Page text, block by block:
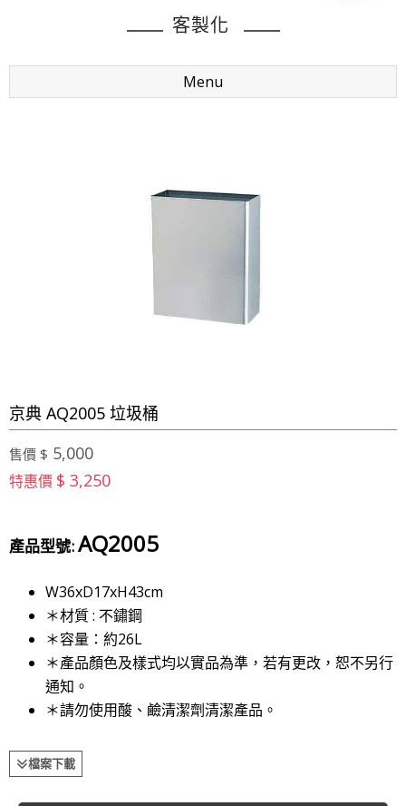
客製化
Menu
京典 AQ2005 垃圾桶
售價 $ 5,000
特惠價 $ 3,250
產品型號:AQ2005
W36xD17xH43cm
＊材質 : 不鏽鋼
＊容量：約26L
＊產品顏色及樣式均以實品為準，若有更改，恕不另行
通知。
＊請勿使用酸、鹼清潔劑清潔產品。
檔案下載